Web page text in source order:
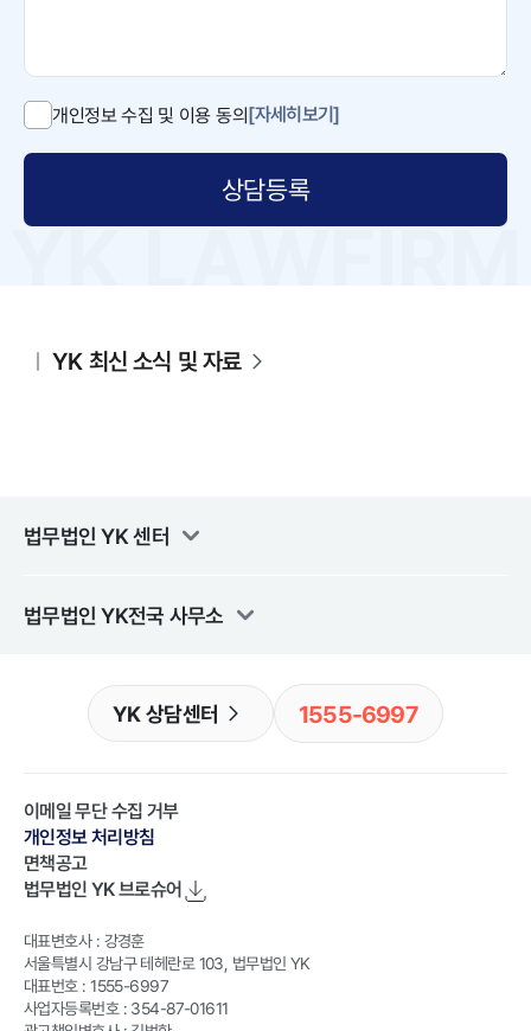
개인정보 수집 및 이용 동의[자세히보기]
상담등록
YK 최신 소식 및 자료
법무법인 YK센터
법무법인 YK전국 사무소
YK 상담센터 1555-6997
이메일 무단 수집 거부
개인정보 처리방침
면책공고
법무법인 YK브로슈어
대표변호사 : 강경훈
서울특별시 강남구 테헤란로 103, 법무법인 YK
대표번호 : 1555-6997
사업자등록번호 : 354-87-01611